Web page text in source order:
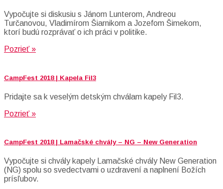
Vypočujte si diskusiu s Jánom Lunterom, Andreou
Turčanovou, Vladimírom Šiarnikom a Jozefom Šimekom,
ktorí budú rozprávať o ich práci v politike.
Pozrieť »
CampFest 2018 | Kapela Fil3
Pridajte sa k veselým detským chválam kapely Fil3.
Pozrieť »
CampFest 2018 | Lamačské chvály – NG – New Generation
Vypočujte si chvály kapely Lamačské chvály New Generation
(NG) spolu so svedectvami o uzdravení a naplnení Božích
prísľubov.